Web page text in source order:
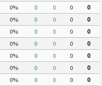
0% 0 0 0
0
0% 0 0 0
0
0% 0 0 0
0
0% 0 0 0
0
0% 0 0 0
0
0% 0 0 0
0
0% 0 0 0
0